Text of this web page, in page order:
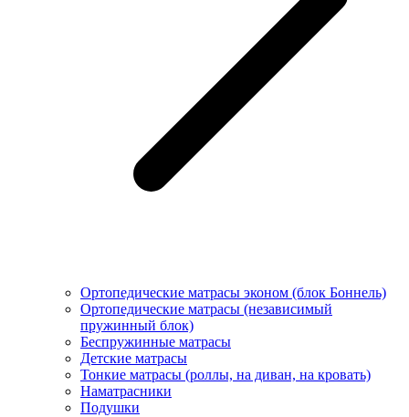
Ортопедические матрасы эконом (блок Боннель)
Ортопедические матрасы (независимый
пружинный блок)
Беcпружинные матрасы
Детские матрасы
Тонкие матрасы (роллы, на диван, на кровать)
Наматрасники
Подушки